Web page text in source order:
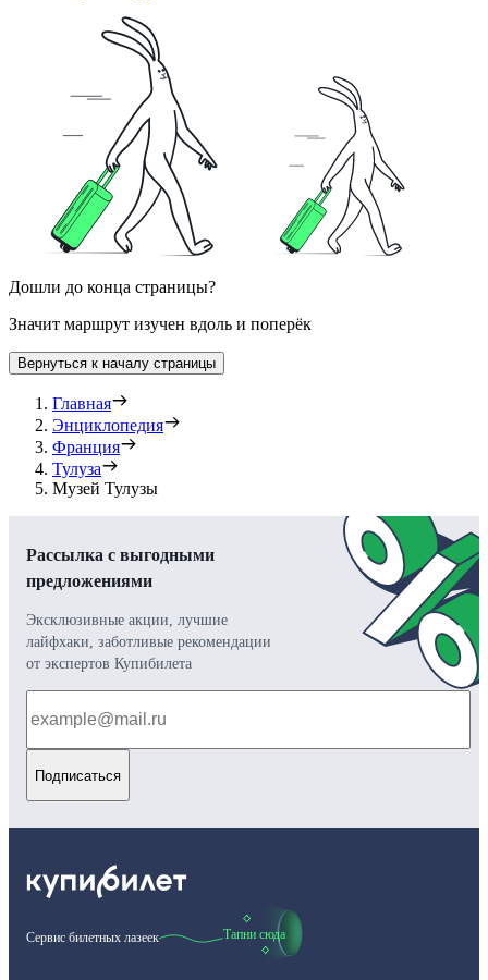
Дошли до конца страницы?
Значит маршрут изучен вдоль и поперёк
Вернуться к началу страницы
Главная
Энциклопедия
Франция
Тулуза
Музей Тулузы
Рассылка с выгодными
предложениями
Эксклюзивные акции, лучшие
лайфхаки, заботливые рекомендации
от экспертов Купибилета
Подписаться
Сервис билетных лазеек Тапни сюда